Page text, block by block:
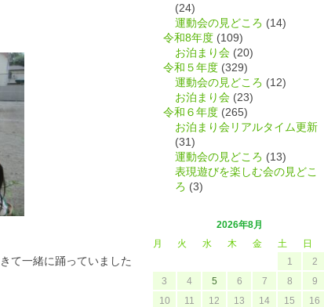
て一緒に踊っていました
(24)
運動会の見どころ (14)
令和8年度 (109)
お泊まり会 (20)
令和５年度 (329)
運動会の見どころ (12)
お泊まり会 (23)
令和６年度 (265)
お泊まり会リアルタイム更新
(31)
運動会の見どころ (13)
表現遊びを楽しむ会の見どこ
ろ (3)
2026年8月
月
火 水 木 金 土
日
1
2
3
4 5 6 7 8
9
10
11 12 13 14 15
16